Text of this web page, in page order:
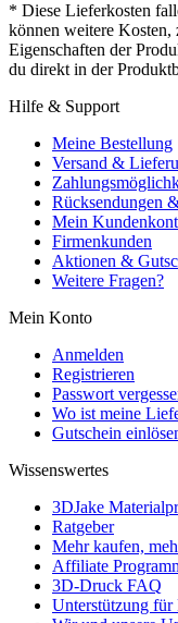
* Diese Lieferkosten
können weitere
Eigenschaften der
du direkt in der
Hilfe & Support
Meine Bestellung
Versand &
Rücksendungen
Mein
Firmenkunden
Aktionen &
Weitere Fragen?
Mein Konto
Anmelden
Registrieren
Passwort
Wo ist meine
Gutschein
Wissenswertes
3DJake
Ratgeber
Mehr kaufen,
Affiliate
3D-Druck FAQ
Unterstützung für